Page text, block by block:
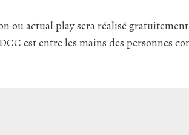
ou actual play sera réalisé
est entre les mains des personnes